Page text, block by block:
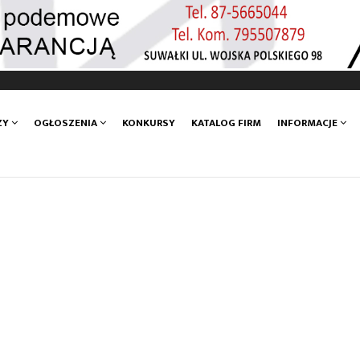
OGŁOSZENIA KONKURSY KATALOG FIRM INFORMACJE